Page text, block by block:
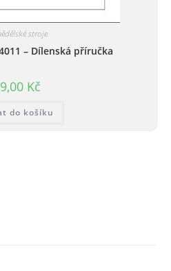
stroje
– Dílenská příručka
Kč
do košíku